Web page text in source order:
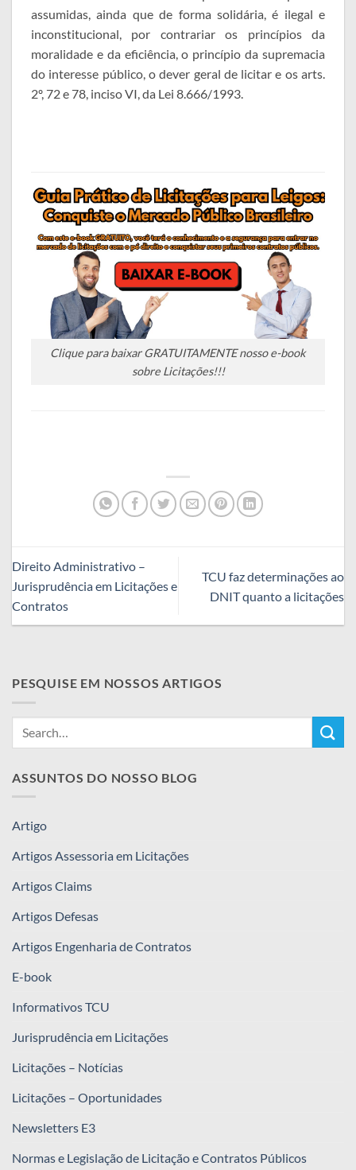
PESQUISE EM NOSSOS ARTIGOS
ASSUNTOS DO NOSSO BLOG
Artigo
Artigos Assessoria em Licitações
Artigos Claims
Artigos Defesas
Artigos Engenharia de Contratos
E-book
Informativos TCU
Jurisprudência em Licitações
Licitações – Notícias
Licitações – Oportunidades
Newsletters E3
Normas e Legislação de Licitação e Contratos Públicos
assumidas, ainda que de forma solidária, é ilegal e
inconstitucional, por contrariar os princípios da
moralidade e da eficiência, o princípio da supremacia
do interesse público, o dever geral de licitar e os arts.
2º, 72 e 78, inciso VI, da Lei 8.666/1993.
Clique para baixar GRATUITAMENTE nosso e-book
sobre Licitações!!!
Direito Administrativo –
Jurisprudência em Licitações e
Contratos
TCU faz determinações ao
DNIT quanto a licitações